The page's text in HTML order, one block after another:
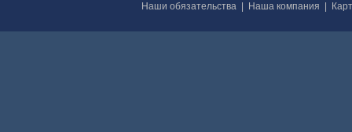
Наши обязательства Наша компания